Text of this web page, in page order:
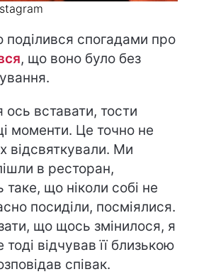
спогадами про
, що воно було без
вставати, тости
моменти. Це точно не
відсвяткували. Ми
в ресторан,
що ніколи собі не
посиділи, посміялися.
що щось змінилося, я
відчував її близькою
співак.